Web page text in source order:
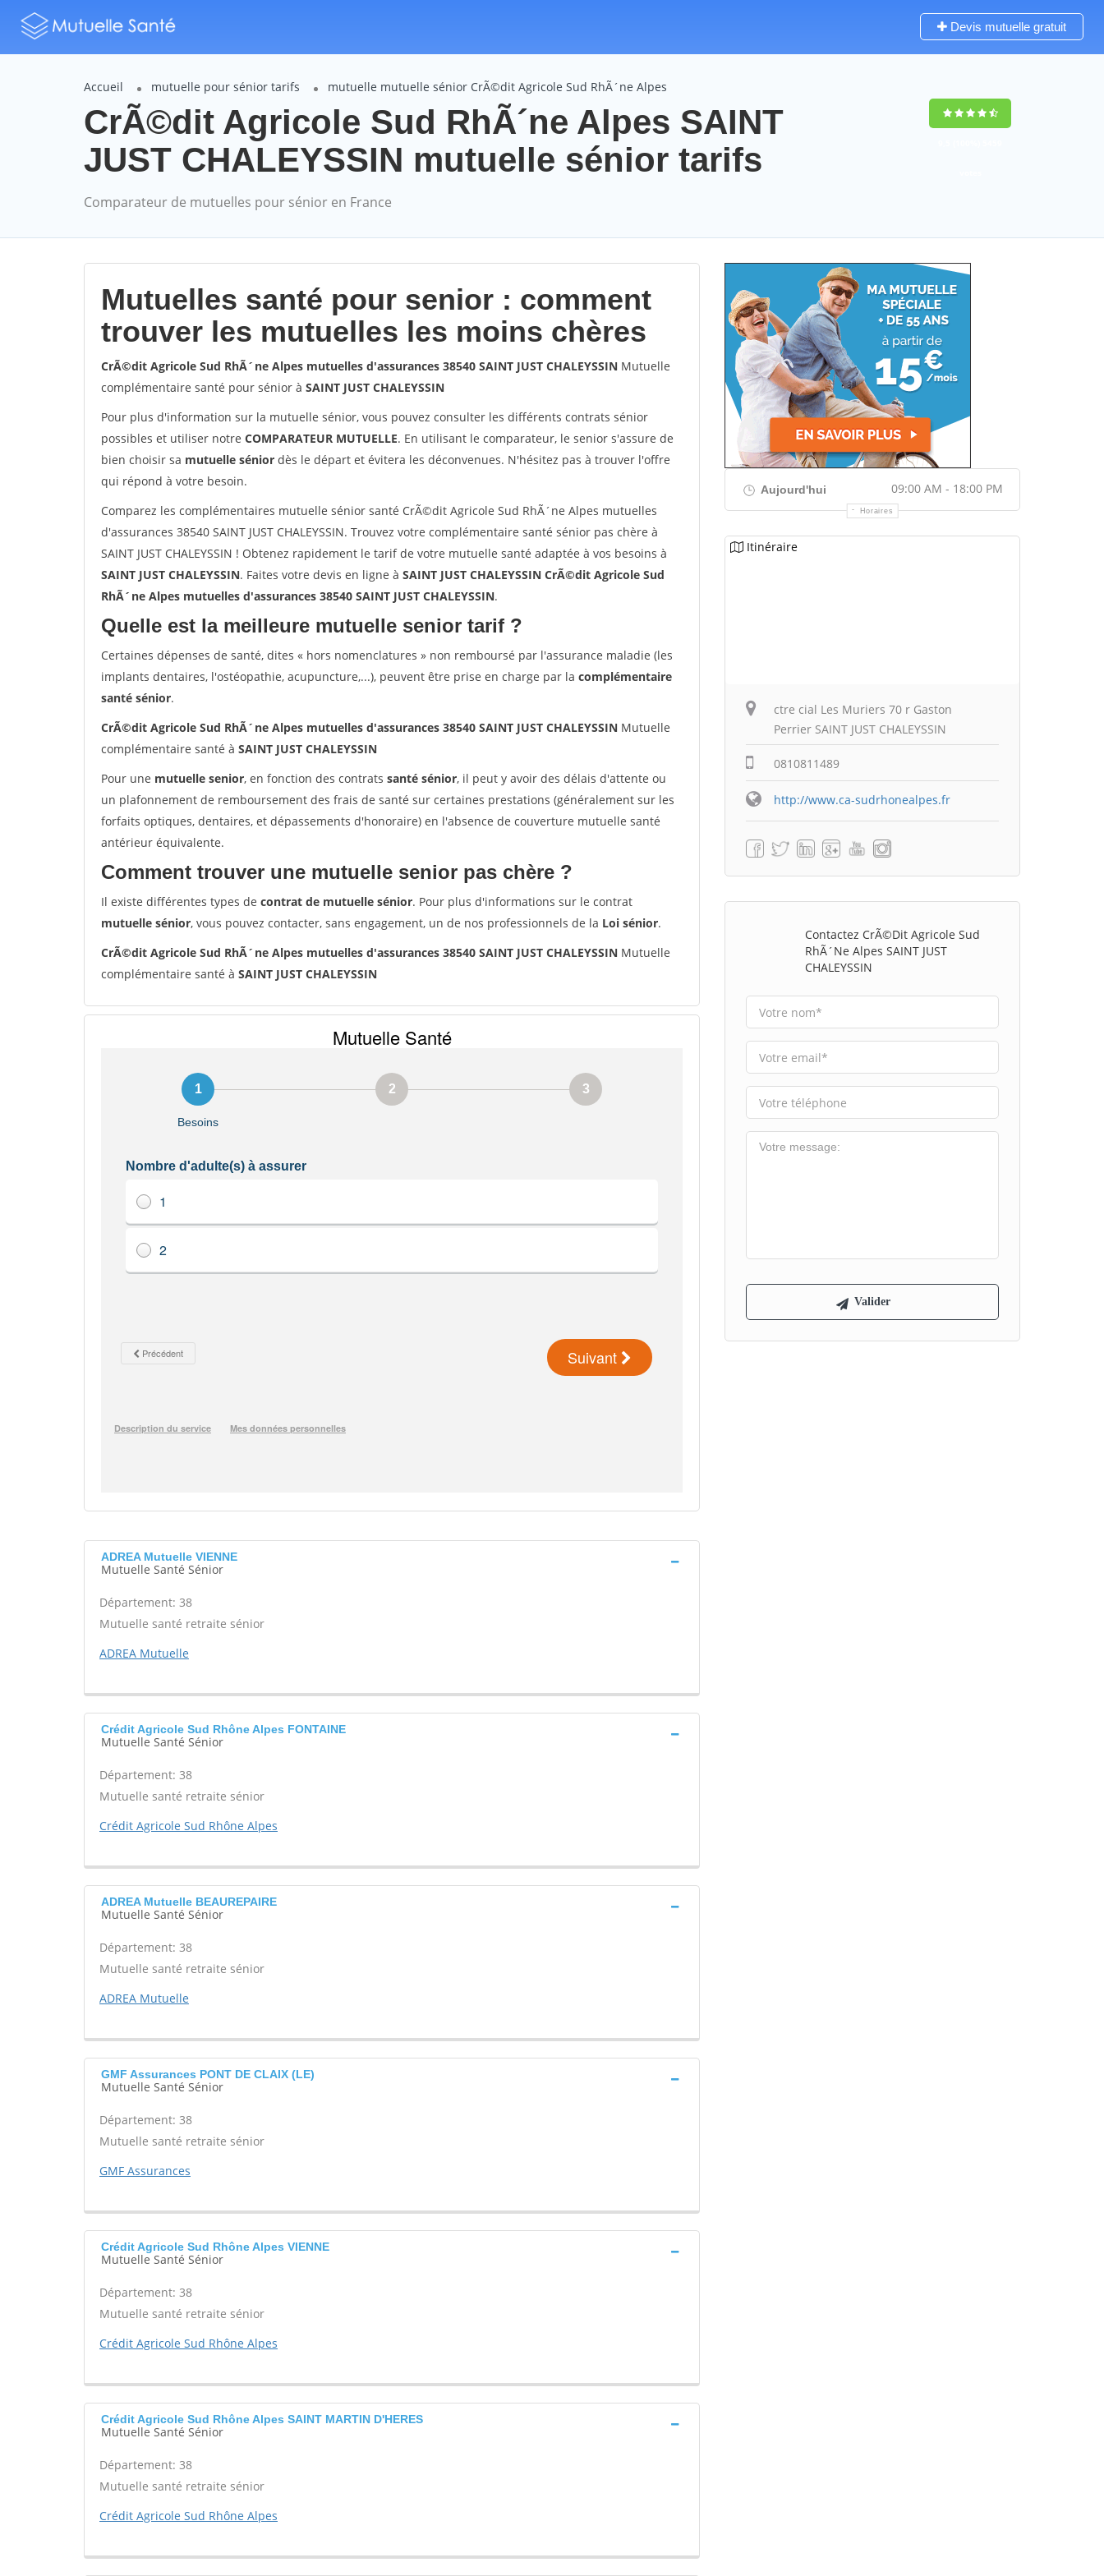
Devis mutuelle gratuit
Accueil mutuelle pour sénior tarifs mutuelle mutuelle sénior CrÃ©dit Agricole Sud RhÃ´ne Alpes
CrÃ©dit Agricole Sud RhÃ´ne Alpes SAINT
JUST CHALEYSSIN mutuelle sénior tarifs
Comparateur de mutuelles pour sénior en France
Mutuelles santé pour senior : comment
trouver les mutuelles les moins chères
CrÃ©dit Agricole Sud RhÃ´ne Alpes mutuelles d'assurances 38540 SAINT JUST CHALEYSSIN Mutuelle
complémentaire santé pour sénior à SAINT JUST CHALEYSSIN
Pour plus d'information sur la mutuelle sénior, vous pouvez consulter les différents contrats sénior
possibles et utiliser notre COMPARATEUR MUTUELLE. En utilisant le comparateur, le senior s'assure de
bien choisir sa mutuelle sénior dès le départ et évitera les déconvenues. N'hésitez pas à trouver l'offre
qui répond à votre besoin.
Comparez les complémentaires mutuelle sénior santé CrÃ©dit Agricole Sud RhÃ´ne Alpes mutuelles
d'assurances 38540 SAINT JUST CHALEYSSIN. Trouvez votre complémentaire santé sénior pas chère à
SAINT JUST CHALEYSSIN ! Obtenez rapidement le tarif de votre mutuelle santé adaptée à vos besoins à
SAINT JUST CHALEYSSIN. Faites votre devis en ligne à SAINT JUST CHALEYSSIN CrÃ©dit Agricole Sud
RhÃ´ne Alpes mutuelles d'assurances 38540 SAINT JUST CHALEYSSIN.
Quelle est la meilleure mutuelle senior tarif ?
Certaines dépenses de santé, dites « hors nomenclatures » non remboursé par l'assurance maladie (les
implants dentaires, l'ostéopathie, acupuncture,...), peuvent être prise en charge par la complémentaire
santé sénior.
CrÃ©dit Agricole Sud RhÃ´ne Alpes mutuelles d'assurances 38540 SAINT JUST CHALEYSSIN Mutuelle
complémentaire santé à SAINT JUST CHALEYSSIN
Pour une mutuelle senior, en fonction des contrats santé sénior, il peut y avoir des délais d'attente ou
un plafonnement de remboursement des frais de santé sur certaines prestations (généralement sur les
forfaits optiques, dentaires, et dépassements d'honoraire) en l'absence de couverture mutuelle santé
antérieur équivalente.
Comment trouver une mutuelle senior pas chère ?
Il existe différentes types de contrat de mutuelle sénior. Pour plus d'informations sur le contrat
mutuelle sénior, vous pouvez contacter, sans engagement, un de nos professionnels de la Loi sénior.
CrÃ©dit Agricole Sud RhÃ´ne Alpes mutuelles d'assurances 38540 SAINT JUST CHALEYSSIN Mutuelle
complémentaire santé à SAINT JUST CHALEYSSIN
ADREA Mutuelle VIENNE
Mutuelle Santé Sénior
Département: 38
Mutuelle santé retraite sénior
ADREA Mutuelle
Crédit Agricole Sud Rhône Alpes FONTAINE
Mutuelle Santé Sénior
Département: 38
Mutuelle santé retraite sénior
Crédit Agricole Sud Rhône Alpes
ADREA Mutuelle BEAUREPAIRE
Mutuelle Santé Sénior
Département: 38
Mutuelle santé retraite sénior
ADREA Mutuelle
GMF Assurances PONT DE CLAIX (LE)
Mutuelle Santé Sénior
Département: 38
Mutuelle santé retraite sénior
GMF Assurances
Crédit Agricole Sud Rhône Alpes VIENNE
Mutuelle Santé Sénior
Département: 38
Mutuelle santé retraite sénior
Crédit Agricole Sud Rhône Alpes
Crédit Agricole Sud Rhône Alpes SAINT MARTIN D'HERES
Mutuelle Santé Sénior
Département: 38
Mutuelle santé retraite sénior
Crédit Agricole Sud Rhône Alpes
Aujourd'hui 09:00 AM - 18:00 PM
Horaires
Itinéraire
ctre cial Les Muriers 70 r Gaston
Perrier SAINT JUST CHALEYSSIN
0810811489
http://www.ca-sudrhonealpes.fr
Contactez CrÃ©dit Agricole Sud
RhÃ´ne Alpes SAINT JUST
CHALEYSSIN